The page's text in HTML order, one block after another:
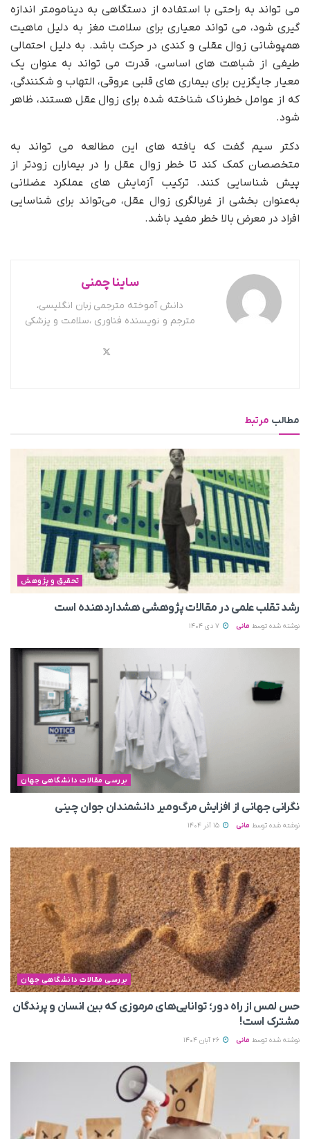
می تواند به راحتی با استفاده از دستگاهی به دینامومتر اندازه
گیری شود، می تواند معیاری برای سلامت مغز به دلیل ماهیت
همپوشانی زوال عقلی و کندی در حرکت باشد. به دلیل احتمالی
طیفی از شباهت های اساسی، قدرت می تواند به عنوان یک
معیار جایگزین برای بیماری های قلبی عروقی، التهاب و شکنندگی،
که از عوامل خطرناک شناخته شده برای زوال عقل هستند، ظاهر
شود.
دکتر سیم گفت که یافته های این مطالعه می تواند به
متخصصان کمک کند تا خطر زوال عقل را در بیماران زودتر از
پیش شناسایی کنند. ترکیب آزمایش های عملکرد عضلانی
به‌عنوان بخشی از غربالگری زوال عقل، می‌تواند برای شناسایی
افراد در معرض بالا خطر مفید باشد.
ساینا چمنی
دانش آموخته مترجمی زبان انگلیسی،
مترجم و نویسنده فناوری ،سلامت و پزشکی
مطالب مرتبط
تحقیق و پژوهش
رشد تقلب علمی در مقالات پژوهشی هشداردهنده است
نوشته شده توسط مانی
بررسی مقالات دانشگاهی جهان
نگرانی جهانی از افزایش مرگ‌ومیر دانشمندان جوان چینی
نوشته شده توسط مانی
بررسی مقالات دانشگاهی جهان
حس لمس از راه دور؛ توانایی‌های مرموزی که بین انسان و پرندگان
مشترک است!
نوشته شده توسط مانی